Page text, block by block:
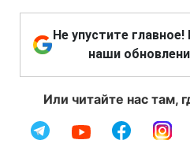
Не упустите
наши
Или читайте нас там,